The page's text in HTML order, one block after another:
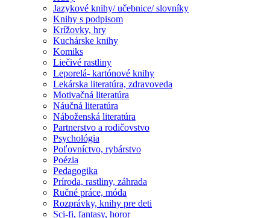
Jazykové knihy/ učebnice/ slovníky
Knihy s podpisom
Krížovky, hry
Kuchárske knihy
Komiks
Liečivé rastliny
Leporelá- kartónové knihy
Lekárska literatúra, zdravoveda
Motivačná literatúra
Náučná literatúra
Náboženská literatúra
Partnerstvo a rodičovstvo
Psychológia
Poľovníctvo, rybárstvo
Poézia
Pedagogika
Príroda, rastliny, záhrada
Ručné práce, móda
Rozprávky, knihy pre deti
Sci-fi, fantasy, horor